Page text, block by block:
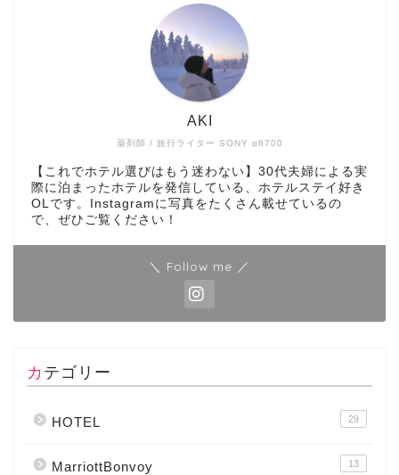
薬剤師 / 旅行ライター SONY α6700
AKI
【これでホテル選びはもう迷わない】30代夫婦による実
際に泊まったホテルを発信している、ホテルステイ好き
OLです。Instagramに写真をたくさん載せているの
で、ぜひご覧ください！
＼ Follow me ／
カテゴリー
HOTEL 29
MarriottBonvoy 13